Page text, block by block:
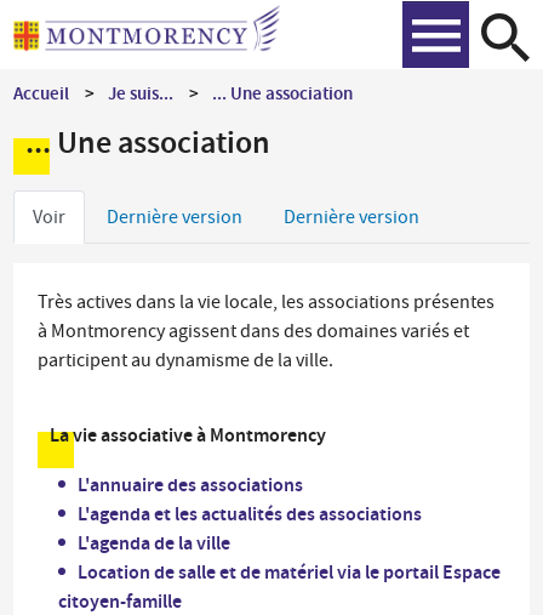
Aller
au
principal
Accueil Je suis... ... Une association
... Une association
Onglets
Voir Dernière version Dernière version
Très actives dans la vie locale, les associations présentes
à Montmorency agissent dans des domaines variés et
participent au dynamisme de la ville.
La vie associative à Montmorency
L'annuaire des associations
L'agenda et les actualités des associations
L'agenda de la ville
Location de salle et de matériel via le portail Espace
citoyen-famille